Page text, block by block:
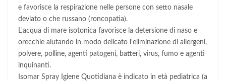
e favorisce la respirazione nelle persone con setto nasale
deviato o che russano (roncopatia).
L'acqua di mare isotonica favorisce la detersione di naso e
orecchie aiutando in modo delicato l'eliminazione di allergeni,
polvere, polline, agenti patogeni, batteri, virus, fumo e agenti
inquinanti.
Isomar Spray Igiene Quotidiana è indicato in età pediatrica (a